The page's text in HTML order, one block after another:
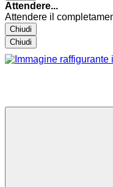
Attendere...
Attendere il
Chiudi
Chiudi